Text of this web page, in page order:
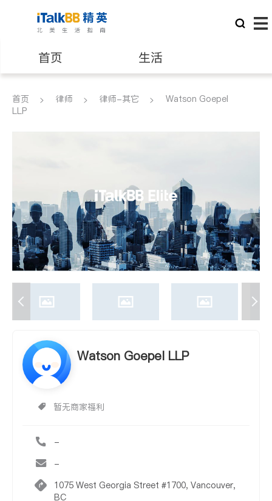
首页 生活
医生 律师
建筑装修
首页 律师 律师-其它
Watson Goepel
LLP
Watson Goepel LLP
暂无商家福利
-
-
1075 West Georgia Street #1700, Vancouver,
BC